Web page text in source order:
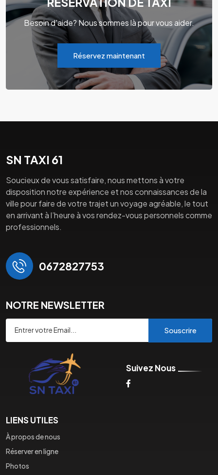
Besoin d'aide? Nous sommes là pour vous aider.
Réservez maintenant
SN TAXI 61
Soucieux de vous satisfaire, nous mettons à votre
disposition notre expérience et nos connaissances de la
ville pour faire de votre trajet un voyage agréable, le tout
en arrivant à l’heure à vos rendez-vous personnels comme
professionnels.
0672827753
NOTRE NEWSLETTER
Souscrire
Suivez Nous
LIENS UTILES
À propos de nous
Réserver en ligne
Photos